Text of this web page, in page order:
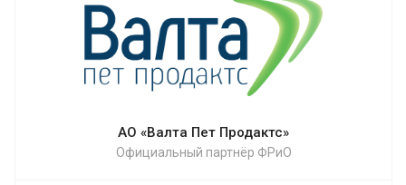
АО «Валта Пет Продактс»
Официальный партнёр ФРиО